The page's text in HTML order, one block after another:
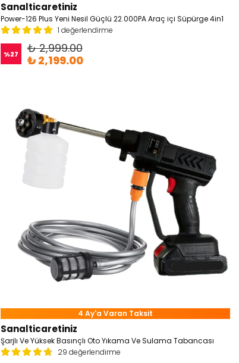
Sanalticaretiniz
Power-126 Plus Yeni Nesil Güçlü 22.000PA Araç içi Süpürge 4in1
1 değerlendirme
%27
₺ 2,999.00
₺ 2,199.00
4 Ay'a Varan Taksit
Sanalticaretiniz
Şarjlı Ve Yüksek Basınçlı Oto Yıkama Ve Sulama Tabancası
29 değerlendirme